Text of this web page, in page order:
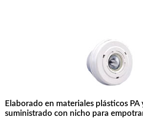
Elaborado en materiales plásticos PA
suministrado con nicho para